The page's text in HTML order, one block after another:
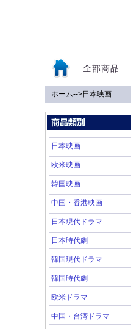
全部商品
ホーム-->日本映画
日本映画
欧米映画
韓国映画
中国・香港映画
日本現代ドラマ
日本時代劇
韓国現代ドラマ
韓国時代劇
欧米ドラマ
中国・台湾ドラマ
0